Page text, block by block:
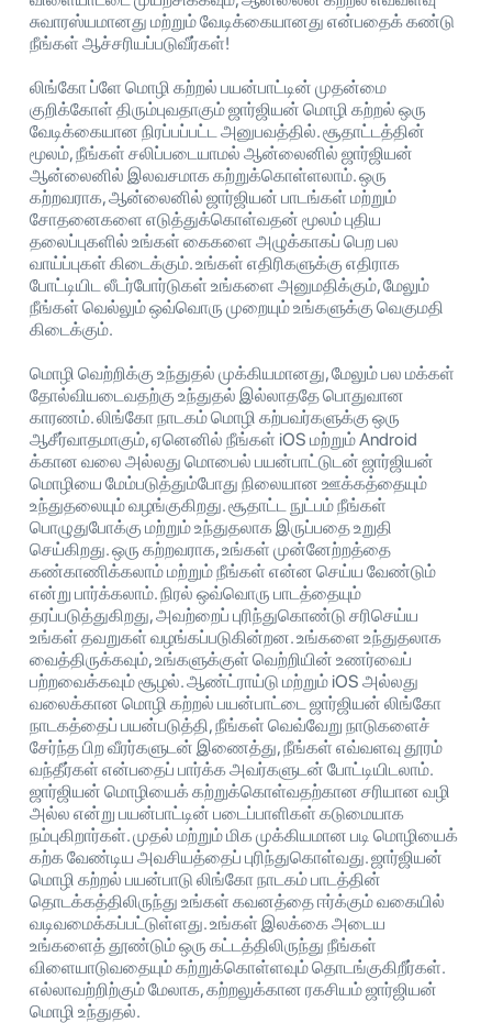
சுவாரஸ்யமானது மற்றும் வேடிக்கையானது என்பதைக் கண்டு
நீங்கள் ஆச்சரியப்படுவீர்கள்!
லிங்கோ ப்ளே மொழி கற்றல் பயன்பாட்டின் முதன்மை
குறிக்கோள் திரும்புவதாகும் ஜார்ஜியன் மொழி கற்றல் ஒரு
வேடிக்கையான நிரப்பப்பட்ட அனுபவத்தில். சூதாட்டத்தின்
மூலம், நீங்கள் சலிப்படையாமல் ஆன்லைனில் ஜார்ஜியன்
ஆன்லைனில் இலவசமாக கற்றுக்கொள்ளலாம். ஒரு
கற்றவராக, ஆன்லைனில் ஜார்ஜியன் பாடங்கள் மற்றும்
சோதனைகளை எடுத்துக்கொள்வதன் மூலம் புதிய
தலைப்புகளில் உங்கள் கைகளை அழுக்காகப் பெற பல
வாய்ப்புகள் கிடைக்கும். உங்கள் எதிரிகளுக்கு எதிராக
போட்டியிட லீடர்போர்டுகள் உங்களை அனுமதிக்கும், மேலும்
நீங்கள் வெல்லும் ஒவ்வொரு முறையும் உங்களுக்கு வெகுமதி
கிடைக்கும்.
மொழி வெற்றிக்கு உந்துதல் முக்கியமானது, மேலும் பல மக்கள்
தோல்வியடைவதற்கு உந்துதல் இல்லாததே பொதுவான
காரணம். லிங்கோ நாடகம் மொழி கற்பவர்களுக்கு ஒரு
ஆசீர்வாதமாகும், ஏனெனில் நீங்கள் iOS மற்றும் Android
க்கான வலை அல்லது மொபைல் பயன்பாட்டுடன் ஜார்ஜியன்
மொழியை மேம்படுத்தும்போது நிலையான ஊக்கத்தையும்
உந்துதலையும் வழங்குகிறது. சூதாட்ட நுட்பம் நீங்கள்
பொழுதுபோக்கு மற்றும் உந்துதலாக இருப்பதை உறுதி
செய்கிறது. ஒரு கற்றவராக, உங்கள் முன்னேற்றத்தை
கண்காணிக்கலாம் மற்றும் நீங்கள் என்ன செய்ய வேண்டும்
என்று பார்க்கலாம். நிரல் ஒவ்வொரு பாடத்தையும்
தரப்படுத்துகிறது, அவற்றைப் புரிந்துகொண்டு சரிசெய்ய
உங்கள் தவறுகள் வழங்கப்படுகின்றன. உங்களை உந்துதலாக
வைத்திருக்கவும், உங்களுக்குள் வெற்றியின் உணர்வைப்
பற்றவைக்கவும் சூழல். ஆண்ட்ராய்டு மற்றும் iOS அல்லது
வலைக்கான மொழி கற்றல் பயன்பாட்டை ஜார்ஜியன் லிங்கோ
நாடகத்தைப் பயன்படுத்தி, நீங்கள் வெவ்வேறு நாடுகளைச்
சேர்ந்த பிற வீரர்களுடன் இணைத்து, நீங்கள் எவ்வளவு தூரம்
வந்தீர்கள் என்பதைப் பார்க்க அவர்களுடன் போட்டியிடலாம்.
ஜார்ஜியன் மொழியைக் கற்றுக்கொள்வதற்கான சரியான வழி
அல்ல என்று பயன்பாட்டின் படைப்பாளிகள் கடுமையாக
நம்புகிறார்கள். முதல் மற்றும் மிக முக்கியமான படி மொழியைக்
கற்க வேண்டிய அவசியத்தைப் புரிந்துகொள்வது. ஜார்ஜியன்
மொழி கற்றல் பயன்பாடு லிங்கோ நாடகம் பாடத்தின்
தொடக்கத்திலிருந்து உங்கள் கவனத்தை ஈர்க்கும் வகையில்
வடிவமைக்கப்பட்டுள்ளது. உங்கள் இலக்கை அடைய
உங்களைத் தூண்டும் ஒரு கட்டத்திலிருந்து நீங்கள்
விளையாடுவதையும் கற்றுக்கொள்ளவும் தொடங்குகிறீர்கள்.
எல்லாவற்றிற்கும் மேலாக, கற்றலுக்கான ரகசியம் ஜார்ஜியன்
மொழி உந்துதல்.